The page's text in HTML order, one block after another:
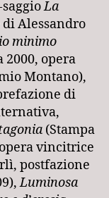
saggioLa
Alessandro
minimo
2000, opera
Montano),
di
(Stampa
vincitrice
postfazione
Luminosa